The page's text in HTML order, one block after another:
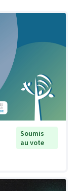
Soumis
au vote